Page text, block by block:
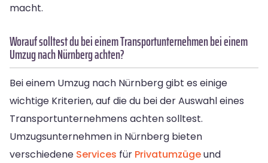
macht.
Worauf solltest du bei einem Transportunternehmen bei einem
Umzug nach Nürnberg achten?
Bei einem Umzug nach Nürnberg gibt es einige
wichtige Kriterien, auf die du bei der Auswahl eines
Transportunternehmens achten solltest.
Umzugsunternehmen in Nürnberg bieten
verschiedene Services für Privatumzügeund